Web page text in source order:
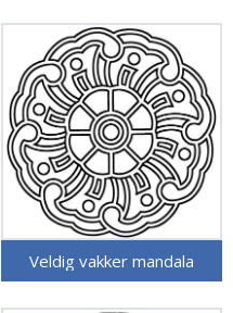
Veldig vakker mandala